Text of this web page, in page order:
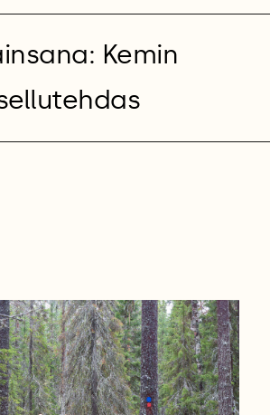
Kemin